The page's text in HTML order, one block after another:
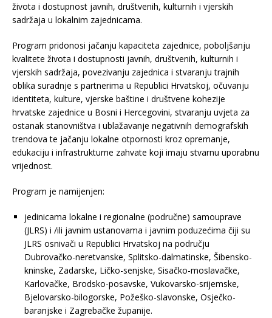
života i dostupnost javnih, društvenih, kulturnih i vjerskih
sadržaja u lokalnim zajednicama.
Program pridonosi jačanju kapaciteta zajednice, poboljšanju
kvalitete života i dostupnosti javnih, društvenih, kulturnih i
vjerskih sadržaja, povezivanju zajednica i stvaranju trajnih
oblika suradnje s partnerima u Republici Hrvatskoj, očuvanju
identiteta, kulture, vjerske baštine i društvene kohezije
hrvatske zajednice u Bosni i Hercegovini, stvaranju uvjeta za
ostanak stanovništva i ublažavanje negativnih demografskih
trendova te jačanju lokalne otpornosti kroz opremanje,
edukaciju i infrastrukturne zahvate koji imaju stvarnu uporabnu
vrijednost.
Program je namijenjen:
jedinicama lokalne i regionalne (područne) samouprave
(JLRS) i /ili javnim ustanovama i javnim poduzećima čiji su
JLRS osnivači u Republici Hrvatskoj na području
Dubrovačko-neretvanske, Splitsko-dalmatinske, Šibensko-
kninske, Zadarske, Ličko-senjske, Sisačko-moslavačke,
Karlovačke, Brodsko-posavske, Vukovarsko-srijemske,
Bjelovarsko-bilogorske, Požeško-slavonske, Osječko-
baranjske i Zagrebačke županije.